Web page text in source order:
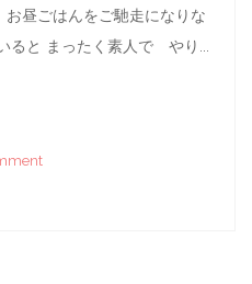
昼ごはんをご馳走になりな
と まったく素人で やり...